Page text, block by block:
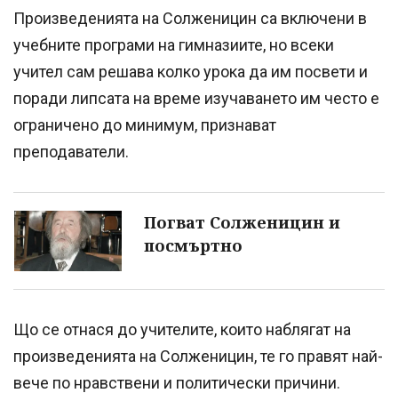
Произведенията на Солженицин са включени в
учебните програми на гимназиите, но всеки
учител сам решава колко урока да им посвети и
поради липсата на време изучаването им често е
ограничено до минимум, признават
преподаватели.
Погват Солженицин и
посмъртно
Що се отнася до учителите, които наблягат на
произведенията на Солженицин, те го правят най-
вече по нравствени и политически причини.